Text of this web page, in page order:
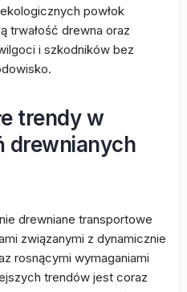
powłok
trwałość drewna oraz
i szkodników bez
trendy w
drewnianych
drewniane transportowe
związanymi z dynamicznie
rosnącymi wymaganiami
trendów jest coraz